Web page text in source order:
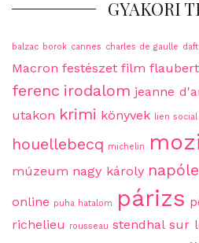
GYAKORI
balzac borok cannes charles de gaulle
Macron festészet film flaubert
ferenc irodalom jeanne
utakon krimi könyvek lien social
houellebecq michelin mozi
múzeum nagy károly
online puha hatalom párizs
richelieu
rousseau stendhal sur